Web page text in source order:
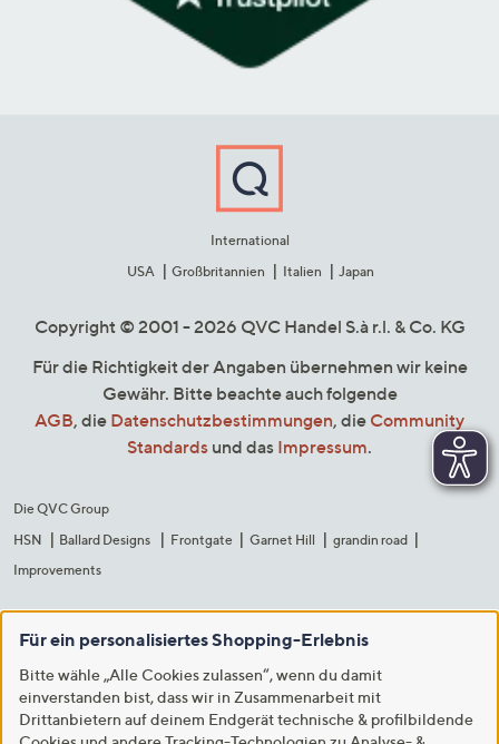
International
USA
Großbritannien Italien Japan
Copyright © 2001 - 2026 QVC Handel S.à r.l. & Co. KG
Für die Richtigkeit der Angaben übernehmen wir keine
Gewähr. Bitte beachte auch folgende
AGB, die Datenschutzbestimmungen, die Community
Standards und das Impressum.
Die QVC Group
HSN
Ballard Designs Frontgate Garnet Hill
grandin road
Improvements
Für ein personalisiertes Shopping-Erlebnis
Bitte wähle „Alle Cookies zulassen“, wenn du damit
einverstanden bist, dass wir in Zusammenarbeit mit
Drittanbietern auf deinem Endgerät technische & profilbildende